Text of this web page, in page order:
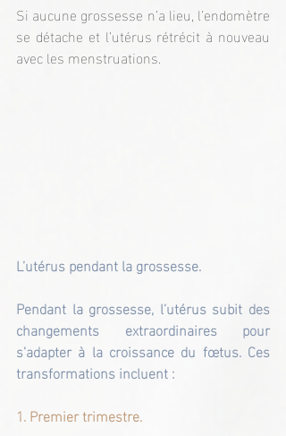
Si aucune grossesse n’a lieu, l’endomètre
se détache et l’utérus rétrécit à nouveau
avec les menstruations.
L’utérus pendant la grossesse.
Pendant la grossesse, l’utérus subit des
changements extraordinaires pour
s’adapter à la croissance du fœtus. Ces
transformations incluent :
1. Premier trimestre.